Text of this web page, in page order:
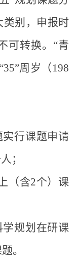
类别 ， 申报时
可转换。 “青
周岁（198
实行课题申请
；
（含2个）课
规划在研课
。